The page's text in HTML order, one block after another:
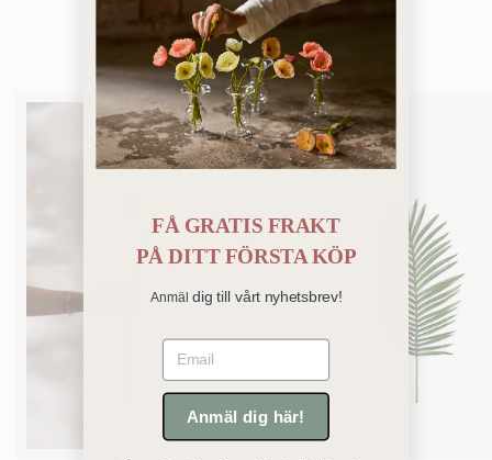
Du kanske också gillar
FÅ GRATIS FRAKT
PÅDITT FÖRSTA KÖP
Anmäl dig till vårt nyhetsbrev!
Email
Anmäl dig här!